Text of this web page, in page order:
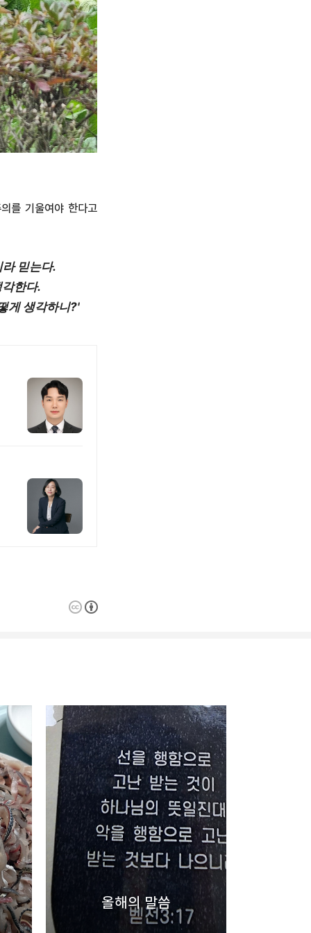
를 기울여야 한다고
믿는다.
한다.
게 생각하니?'
밴드
올해의 말씀